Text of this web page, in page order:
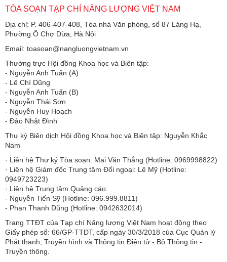
TÒA SOẠN TẠP CHÍ NĂNG LƯỢNG VIỆT NAM
Địa chỉ: P. 406-407-408, Tòa nhà Văn phòng, số 87 Láng Hạ,
Phường Ô Chợ Dừa, Hà Nội
Email: toasoan@nangluongvietnam.vn
Thường trực Hội đồng Khoa học và Biên tập:
​​​​​​- Nguyễn Anh Tuấn (A)
- Lê Chí Dũng
- Nguyễn Anh Tuấn (B)
- Nguyễn Thái Sơn
- Nguyễn Huy Hoạch
- Đào Nhật Đình
Thư ký Biên dịch Hội đồng Khoa học và Biên tập: Nguyễn Khắc
Nam
· Liên hệ Thư ký Tòa soạn: Mai Văn Thắng (Hotline: 0969998822)
· Liên hệ Giám đốc Trung tâm Đối ngoại: Lê Mỹ (Hotline:
0949723223)
· Liên hệ Trung tâm Quảng cáo:
- Nguyễn Tiến Sỹ (Hotline: 096.999.8811)
- Phan Thanh Dũng (Hotline: 0942632014)
Trang TTĐT của Tạp chí Năng lượng Việt Nam hoạt động theo
Giấy phép số: 66/GP-TTĐT, cấp ngày 30/3/2018 của Cục Quản lý
Phát thanh, Truyền hình và Thông tin Điện tử - Bộ Thông tin -
Truyền thông.